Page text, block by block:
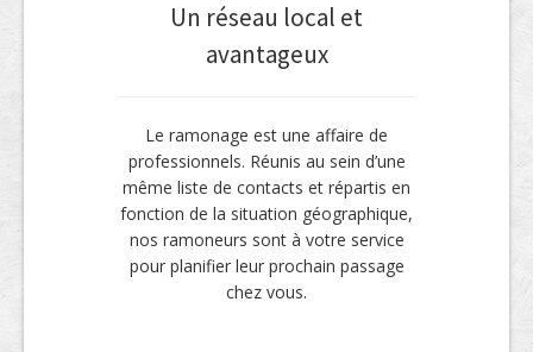
Un réseau local et
avantageux
Le ramonage est une affaire de
professionnels. Réunis au sein d’une
même liste de contacts et répartis en
fonction de la situation géographique,
nos ramoneurs sont à votre service
pour planifier leur prochain passage
chez vous.